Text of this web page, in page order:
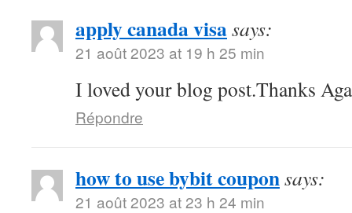
apply canada visasays:
21 août 2023 at 19 h 25 min
I loved your blog post.Thanks
Répondre
how to use bybit couponsays:
21 août 2023 at 23 h 24 min